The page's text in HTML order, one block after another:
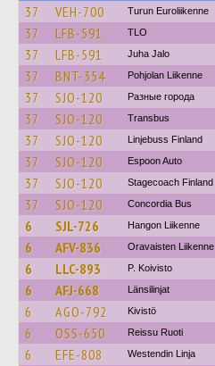
37 VEH-700 Turun Euroliikenne
37 LFB-591 TLO
37 LFB-591 Juha Jalo
37 BNT-354 Pohjolan Liikenne
37 SJO-120 Разные города
37 SJO-120 Transbus
37 SJO-120 Linjebuss Finland
37 SJO-120 Espoon Auto
37 SJO-120 Stagecoach Finland
37 SJO-120 Concordia Bus
6 SJL-726 Hangon Liikenne
6 AFV-836 Oravaisten Liikenne
6 LLC-893 P. Koivisto
6 AFJ-668 Länsilinjat
6 AGO-792 Kivistö
6 OSS-650 Reissu Ruoti
6 EFE-808 Westendin Linja